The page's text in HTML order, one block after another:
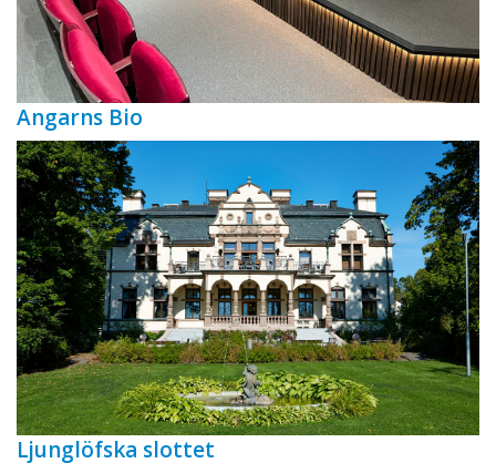
Angarns Bio
Ljunglöfska slottet